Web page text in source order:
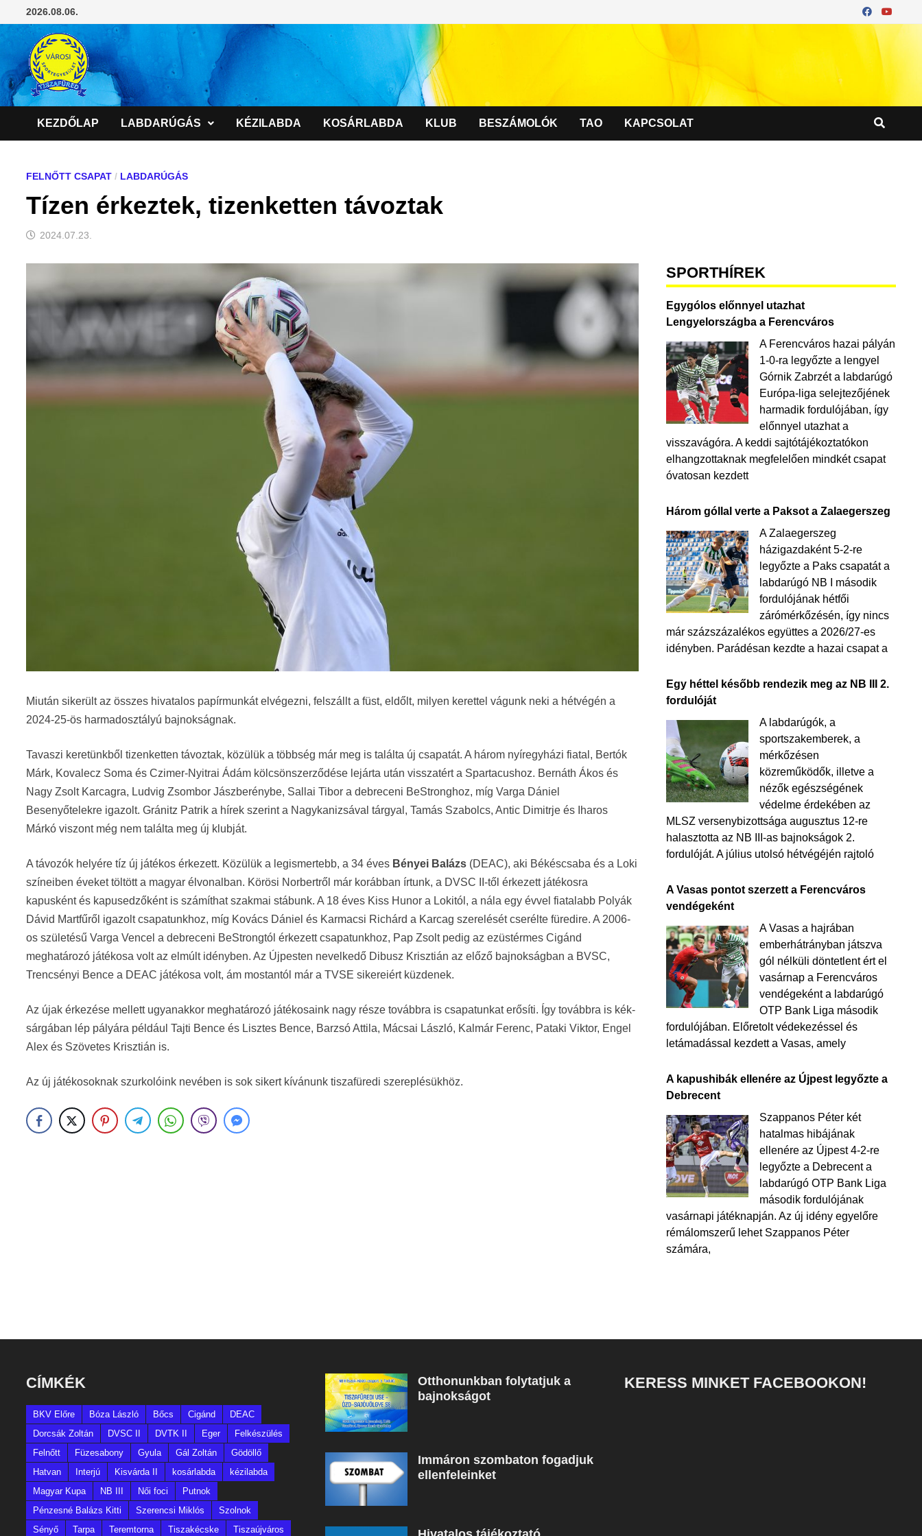
to
2026.08.06.
KEZDŐLAP LABDARÚGÁS KÉZILABDA KOSÁRLABDA KLUB BESZÁMOLÓK TAO KAPCSOLAT
FELNŐTT CSAPAT / LABDARÚGÁS
Tízen érkeztek, tizenketten távoztak
2024.07.23.
Miután sikerült az összes hivatalos papírmunkát elvégezni, felszállt a füst, eldőlt, milyen kerettel vágunk neki a hétvégén a
2024-25-ös harmadosztályú bajnokságnak.
Tavaszi keretünkből tizenketten távoztak, közülük a többség már meg is találta új csapatát. A három nyíregyházi fiatal, Bertók
Márk, Kovalecz Soma és Czimer-Nyitrai Ádám kölcsönszerződése lejárta után visszatért a Spartacushoz. Bernáth Ákos és
Nagy Zsolt Karcagra, Ludvig Zsombor Jászberénybe, Sallai Tibor a debreceni BeStronghoz, míg Varga Dániel
Besenyőtelekre igazolt. Gránitz Patrik a hírek szerint a Nagykanizsával tárgyal, Tamás Szabolcs, Antic Dimitrje és Iharos
Márkó viszont még nem találta meg új klubját.
A távozók helyére tíz új játékos érkezett. Közülük a legismertebb, a 34 éves Bényei Balázs (DEAC), aki Békéscsaba és a Loki
színeiben éveket töltött a magyar élvonalban. Körösi Norbertről már korábban írtunk, a DVSC II-től érkezett játékosra
kapusként és kapusedzőként is számíthat szakmai stábunk. A 18 éves Kiss Hunor a Lokitól, a nála egy évvel fiatalabb Polyák
Dávid Martfűről igazolt csapatunkhoz, míg Kovács Dániel és Karmacsi Richárd a Karcag szerelését cserélte füredire. A 2006-
os születésű Varga Vencel a debreceni BeStrongtól érkezett csapatunkhoz, Pap Zsolt pedig az ezüstérmes Cigánd
meghatározó játékosa volt az elmúlt idényben. Az Újpesten nevelkedő Dibusz Krisztián az előző bajnokságban a BVSC,
Trencsényi Bence a DEAC játékosa volt, ám mostantól már a TVSE sikereiért küzdenek.
Az újak érkezése mellett ugyanakkor meghatározó játékosaink nagy része továbbra is csapatunkat erősíti. Így továbbra is kék-
sárgában lép pályára például Tajti Bence és Lisztes Bence, Barzsó Attila, Mácsai László, Kalmár Ferenc, Pataki Viktor, Engel
Alex és Szövetes Krisztián is.
Az új játékosoknak szurkolóink nevében is sok sikert kívánunk tiszafüredi szereplésükhöz.
SPORTHÍREK
Egygólos előnnyel utazhat
Lengyelországba a Ferencváros
A Ferencváros hazai pályán
1-0-ra legyőzte a lengyel
Górnik Zabrzét a labdarúgó
Európa-liga selejtezőjének
harmadik fordulójában, így
előnnyel utazhat a
visszavágóra. A keddi sajtótájékoztatókon
elhangzottaknak megfelelően mindkét csapat
óvatosan kezdett
Három góllal verte a Paksot a Zalaegerszeg
A Zalaegerszeg
házigazdaként 5-2-re
legyőzte a Paks csapatát a
labdarúgó NB I második
fordulójának hétfői
zárómérkőzésén, így nincs
már százszázalékos együttes a 2026/27-es
idényben. Parádésan kezdte a hazai csapat a
Egy héttel később rendezik meg az NB III 2.
fordulóját
A labdarúgók, a
sportszakemberek, a
mérkőzésen
közreműködők, illetve a
nézők egészségének
védelme érdekében az
MLSZ versenybizottsága augusztus 12-re
halasztotta az NB III-as bajnokságok 2.
fordulóját. A július utolsó hétvégéjén rajtoló
A Vasas pontot szerzett a Ferencváros
vendégeként
A Vasas a hajrában
emberhátrányban játszva
gól nélküli döntetlent ért el
vasárnap a Ferencváros
vendégeként a labdarúgó
OTP Bank Liga második
fordulójában. Előretolt védekezéssel és
letámadással kezdett a Vasas, amely
A kapushibák ellenére az Újpest legyőzte a
Debrecent
Szappanos Péter két
hatalmas hibájának
ellenére az Újpest 4-2-re
legyőzte a Debrecent a
labdarúgó OTP Bank Liga
második fordulójának
vasárnapi játéknapján. Az új idény egyelőre
rémálomszerű lehet Szappanos Péter
számára,
CÍMKÉK
BKV Előre Bóza László Bőcs Cigánd
DEAC
Dorcsák Zoltán
DVSC II DVTK II Eger
Felkészülés
Felnőtt
Füzesabony Gyula Gál Zoltán
Gödöllő
Hatvan
Interjú Kisvárda II kosárlabda
kézilabda
Magyar Kupa
NB III Női foci
Putnok
Pénzesné Balázs Kitti
Szerencsi Miklós
Szolnok
Sényő
Tarpa Teremtorna Tiszakécske Tiszaújváros
Otthonunkban folytatjuk a
bajnokságot
Immáron szombaton fogadjuk
ellenfeleinket
KERESS MINKET FACEBOOKON!